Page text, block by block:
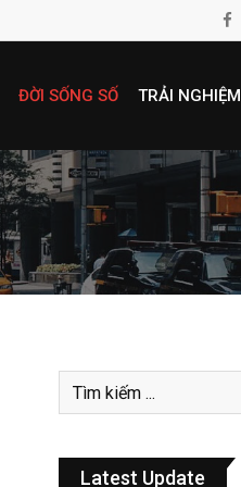
ĐỜI SỐNG SỐ TRẢI NGHIỆM
Latest Update